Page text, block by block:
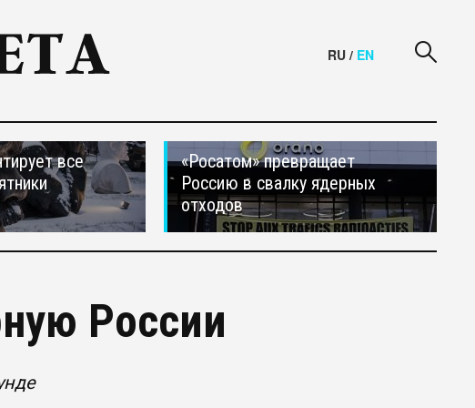
RU / EN
все
«Росатом» превращает
Россию в свалку ядерных
отходов
России